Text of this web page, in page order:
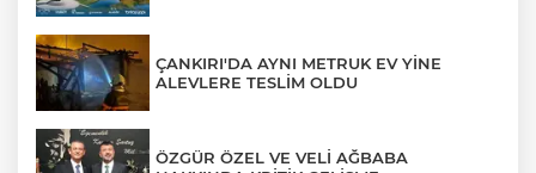
ÇANKIRI'DA AYNI METRUK EV YİNE
ALEVLERE TESLİM OLDU
ÖZGÜR ÖZEL VE VELİ AĞBABA